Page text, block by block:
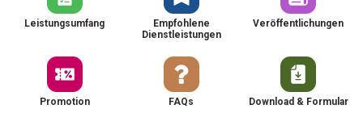
Leistungsumfang
Empfohlene
Dienstleistungen
Veröffentlichungen
Promotion FAQs Download & Formular